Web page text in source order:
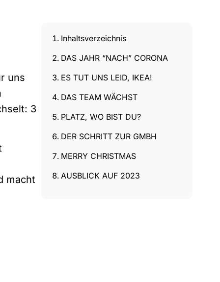
uns
3
macht
Inhaltsverzeichnis
DAS JAHR “NACH” CORONA
ES TUT UNS LEID, IKEA!
DAS TEAM WÄCHST
PLATZ, WO BIST DU?
DER SCHRITT ZUR GMBH
MERRY CHRISTMAS
AUSBLICK AUF 2023